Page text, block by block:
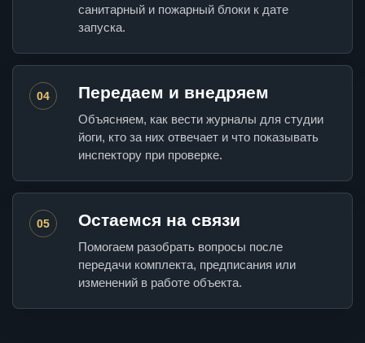
санитарный и пожарный блоки к дате
запуска.
04 Передаем и внедряем
Объясняем, как вести журналы для студии
йоги, кто за них отвечает и что показывать
инспектору при проверке.
05 Остаемся на связи
Помогаем разобрать вопросы после
передачи комплекта, предписания или
изменений в работе объекта.